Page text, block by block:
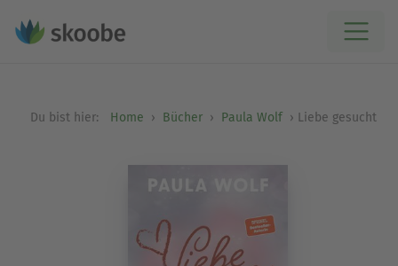
Du bist hier: Home Bücher Paula Wolf Liebe gesucht